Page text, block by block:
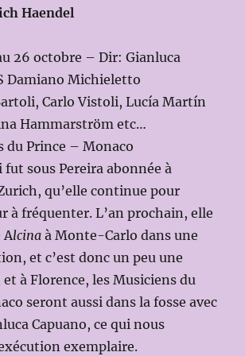
Haendel
26 octobre – Dir: Gianluca
Damiano Michieletto
Carlo Vistoli, Lucía Martín
Hammarström etc…
du Prince – Monaco
fut sous Pereira abonnée à
qu’elle continue pour
à fréquenter. L’an prochain, elle
Alcina à Monte-Carlo dans une
et c’est donc un peu une
à Florence, les Musiciens du
seront aussi dans la fosse avec
Capuano, ce qui nous
exemplaire.